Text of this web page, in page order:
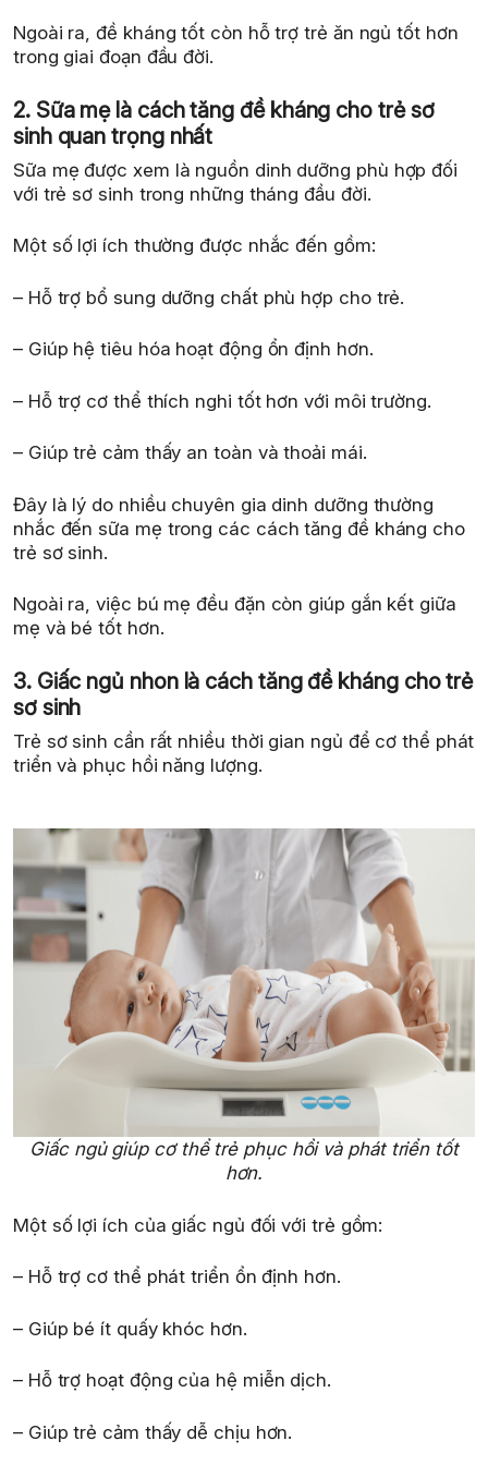
Ngoài ra, đề kháng tốt còn hỗ trợ trẻ ăn ngủ tốt hơn
trong giai đoạn đầu đời.
2. Sữa mẹ là cách tăng đề kháng cho trẻ sơ
sinh quan trọng nhất
Sữa mẹ được xem là nguồn dinh dưỡng phù hợp đối
với trẻ sơ sinh trong những tháng đầu đời.
Một số lợi ích thường được nhắc đến gồm:
– Hỗ trợ bổ sung dưỡng chất phù hợp cho trẻ.
– Giúp hệ tiêu hóa hoạt động ổn định hơn.
– Hỗ trợ cơ thể thích nghi tốt hơn với môi trường.
– Giúp trẻ cảm thấy an toàn và thoải mái.
Đây là lý do nhiều chuyên gia dinh dưỡng thường
nhắc đến sữa mẹ trong các cách tăng đề kháng cho
trẻ sơ sinh.
Ngoài ra, việc bú mẹ đều đặn còn giúp gắn kết giữa
mẹ và bé tốt hơn.
3. Giấc ngủ nhon là cách tăng đề kháng cho trẻ
sơ sinh
Trẻ sơ sinh cần rất nhiều thời gian ngủ để cơ thể phát
triển và phục hồi năng lượng.
Giấc ngủ giúp cơ thể trẻ phục hồi và phát triển tốt
hơn.
Một số lợi ích của giấc ngủ đối với trẻ gồm:
– Hỗ trợ cơ thể phát triển ổn định hơn.
– Giúp bé ít quấy khóc hơn.
– Hỗ trợ hoạt động của hệ miễn dịch.
– Giúp trẻ cảm thấy dễ chịu hơn.